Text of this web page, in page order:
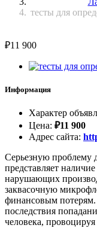
тесты для
₽11 900
Информация
Характер
Цена: ₽11 900
Адрес сайта:
Серьезную проблему
представляет
нарушающих
заквасочную
финансовым
последствия
человека,